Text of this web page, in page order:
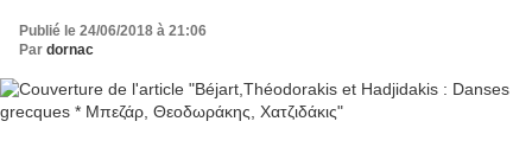
Publié le 24/06/2018 à 21:06
Par dornac